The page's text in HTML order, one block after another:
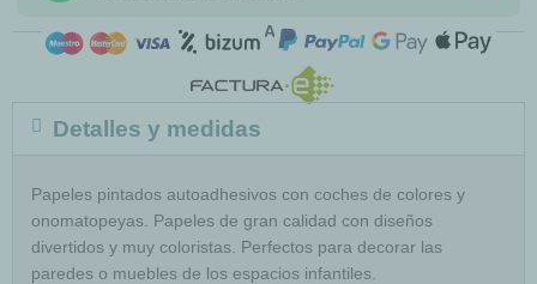
COMPRA SEGURA
Detalles y medidas
Papeles pintados autoadhesivos con coches de colores y
onomatopeyas. Papeles de gran calidad con diseños
divertidos y muy coloristas. Perfectos para decorar las
paredes o muebles de los espacios infantiles.